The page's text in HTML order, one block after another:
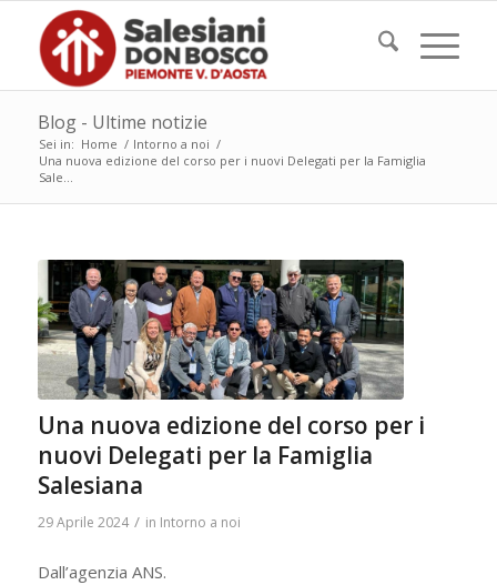
Blog - Ultime notizie
Sei in: Home / Intorno a noi /
Una nuova edizione del corso per i nuovi Delegati per la Famiglia
Sale...
Una nuova edizione del corso per i
nuovi Delegati per la Famiglia
Salesiana
29 Aprile 2024 / in Intorno a noi
Dall’agenzia ANS.